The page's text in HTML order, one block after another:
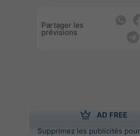
Partager les
prévisions
AD FREE
Supprimez les publicités